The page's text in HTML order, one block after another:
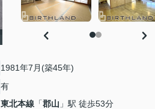
1981年7月(築45年)
有
東北本線 「郡山 」駅 徒歩53分